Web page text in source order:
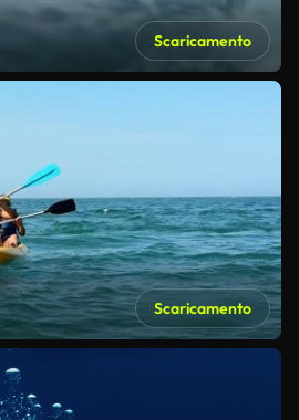
Scaricamento
Scaricamento